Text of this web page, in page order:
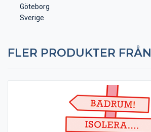
Göteborg
Sverige
FLER PRODUKTER FRÅN